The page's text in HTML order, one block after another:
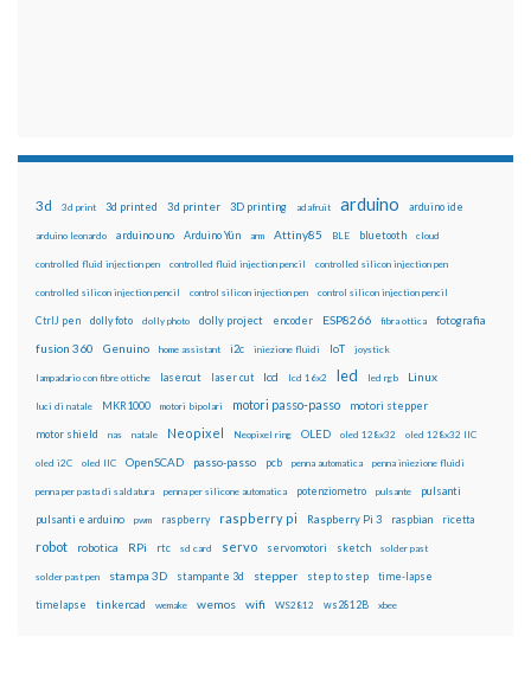
3d 3d print 3d printed 3d printer 3D printing adafruit arduino arduino ide
arduino leonardo arduino uno Arduino Yún arm Attiny85 BLE bluetooth cloud
controlled fluid injection pen controlled fluid injection pencil controlled silicon injection pen
controlled silicon injection pencil control silicon injection pen control silicon injection pencil
CtrlJ pen dolly foto dolly photo dolly project encoder ESP8266 fibra ottica fotografia
fusion 360 Genuino home assistant i2c iniezione fluidi IoT joystick
lampadario con fibre ottiche lasercut laser cut lcd lcd 16x2 led led rgb Linux
luci di natale MKR1000 motori bipolari motori passo-passo motori stepper
motor shield nas natale Neopixel Neopixel ring OLED oled 128x32 oled 128x32 IIC
oled i2C oled IIC OpenSCAD passo-passo pcb penna automatica penna iniezione fluidi
penna per pasta di saldatura penna per silicone automatica potenziometro pulsante pulsanti
pulsanti e arduino pwm raspberry raspberry pi Raspberry Pi 3 raspbian ricetta
robot robotica RPi rtc sd card servo servomotori sketch solder past
solder past pen stampa 3D stampante 3d stepper step to step time-lapse
timelapse tinkercad wemake wemos wifi WS2812 ws2812B xbee